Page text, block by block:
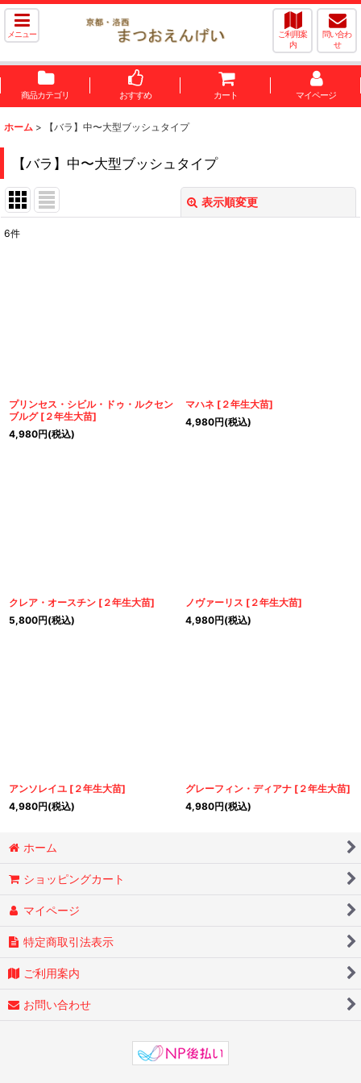
メニュー
ご利用案
内
問い合わ
せ
商品カテゴリ おすすめ カート マイページ
ホーム > 【バラ】中〜大型ブッシュタイプ
【バラ】中〜大型ブッシュタイプ
表示順変更
6件
プリンセス・シビル・ドゥ・ルクセン
ブルグ [ ２年生大苗]
4,980円(税込)
マハネ [ ２年生大苗]
4,980円(税込)
クレア・オースチン [ ２年生大苗]
5,800円(税込)
ノヴァーリス [ ２年生大苗]
4,980円(税込)
アンソレイユ [ ２年生大苗]
4,980円(税込)
グレーフィン・ディアナ [ ２年生大苗]
4,980円(税込)
ホーム
ショッピングカート
マイページ
特定商取引法表示
ご利用案内
お問い合わせ